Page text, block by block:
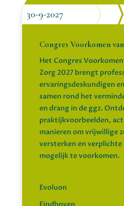
30-9-2027
Congres Voorkomen
Het Congres
Zorg 2027 brengt
ervaringsdeskundigen
samen rond het
en drang in de ggz.
praktijkvoorbeelden,
manieren om vrijwillige
versterken en verplichte
mogelijk te voorkomen.
Evoluon